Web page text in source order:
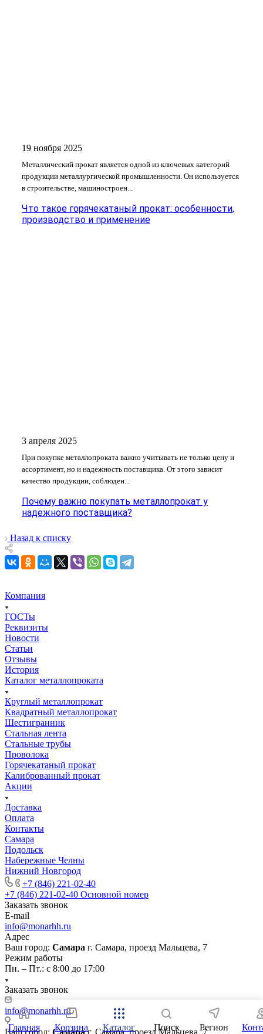
19 ноября 2025
Металлический прокат является одной из ключевых категорий
продукции металлургической промышленности. Он используется
в строительстве, машиностроен...
Что такое горячекатаный прокат: особенности,
производство и применение
3 апреля 2025
При покупке металлопроката важно учитывать не только цену и
ассортимент, но и надежность поставщика. От этого зависит
качество продукции, соблюден...
Почему важно покупать металлопрокат у
надежного поставщика?
Назад к списку
Компания
ГОСТы
Реквизиты
Новости
Статьи
Отзывы
История
Каталог металлопроката
Круглый металлопрокат
Квадратный металлопрокат
Шестигранник
Стальная лента
Стальные трубы
Проволока
Горячекатаный прокат
Калиброванный прокат
Акции
Доставка
Оплата
Контакты
Самара
Подольск
Набережные Челны
Нижний Новгород
+7 (846) 221-02-40
+7 (846) 221-02-40 Основной номер
Заказать звонок
E-mail
info@monarhh.ru
Адрес
Ваш город: Самара г. Самара, проезд Мальцева, 7
Режим работы
Пн. – Пт.: с 8:00 до 17:00
Заказать звонок
info@monarhh.ru
Ваш город: Самара г. Самара, проезд Мальцева, 7
Главная Корзина Каталог Поиск Регион